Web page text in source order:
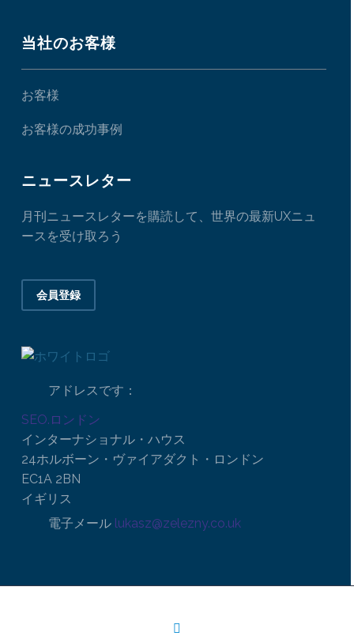
当社のお客様
お客様
お客様の成功事例
ニュースレター
月刊ニュースレターを購読して、世界の最新UXニュ
ースを受け取ろう
会員登録
アドレスです：
SEO.ロンドン
インターナショナル・ハウス
24ホルボーン・ヴァイアダクト・ロンドン
EC1A 2BN
イギリス
電子メール lukasz@zelezny.co.uk